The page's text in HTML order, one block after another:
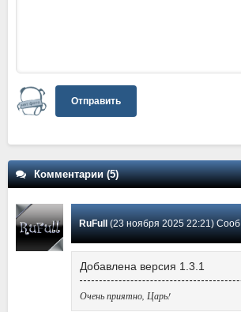
Отправить
Комментарии (5)
RuFull (23 ноября 2025 22:21) Сообщение #5
Добавлена версия 1.3.1
Очень приятно, Царь!